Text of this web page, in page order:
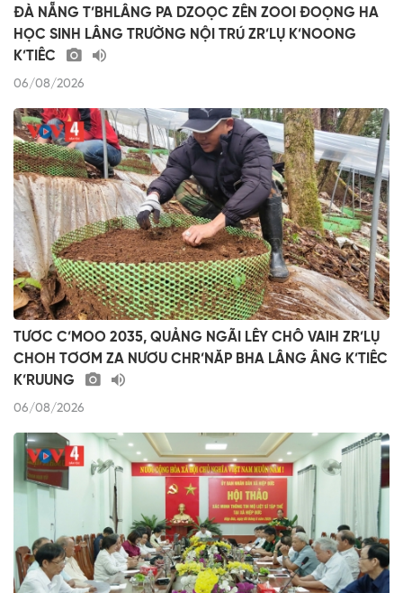
ĐÀ NẴNG T’BHLÂNG PA DZOỌC ZÊN ZOOI ĐOỌNG HA
HỌC SINH LÂNG TRƯỜNG NỘI TRÚ ZR’LỤ K’NOONG
K’TIÊC
06/08/2026
TƯƠC C’MOO 2035, QUẢNG NGÃI LÊY CHÔ VAIH ZR’LỤ
CHOH TƠƠM ZA NƯƠU CHR’NĂP BHA LÂNG ÂNG K’TIÊC
K’RUUNG
06/08/2026